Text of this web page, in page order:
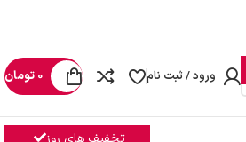
ورود / ثبت نام 0 تومان